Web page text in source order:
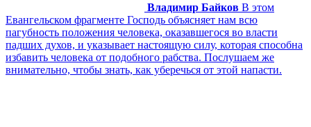
Владимир Байков В этом
Евангельском фрагменте Господь объясняет нам всю
пагубность положения человека, оказавшегося во власти
падших духов, и указывает настоящую силу, которая способна
избавить человека от подобного рабства. Послушаем же
внимательно, чтобы знать, как уберечься от этой напасти.